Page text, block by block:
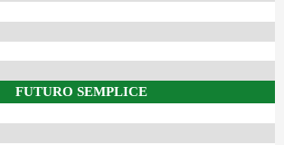
FUTURO SEMPLICE